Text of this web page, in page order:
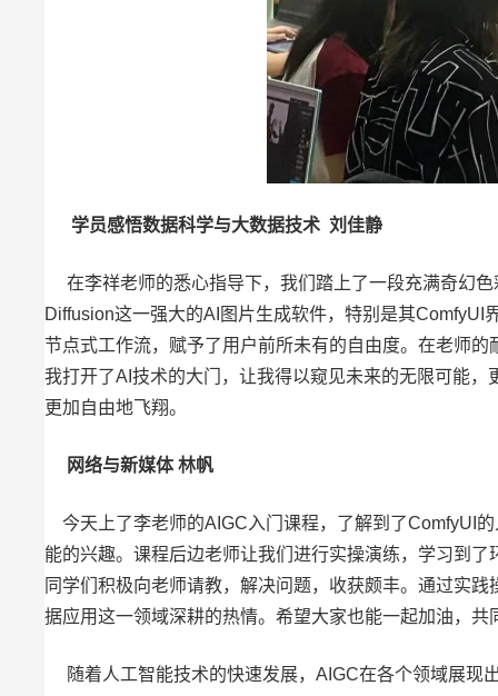
学员感悟数据科学与大数据技术 刘佳静
在李祥老师的悉心指导下，我们踏上了一段充满奇幻
Diffusion这一强大的AI图片生成软件，特别是其
节点式工作流，赋予了用户前所未有的自由度。在老师
我打开了AI技术的大门，让我得以窥见未来的无限可能
更加自由地飞翔。
网络与新媒体 林帆
今天上了李老师的AIGC入门课程，了解到了ComfyUI
能的兴趣。课程后边老师让我们进行实操演练，学习到
同学们积极向老师请教，解决问题，收获颇丰。通过实
据应用这一领域深耕的热情。希望大家也能一起加油，共
随着人工智能技术的快速发展，AIGC在各个领域展现